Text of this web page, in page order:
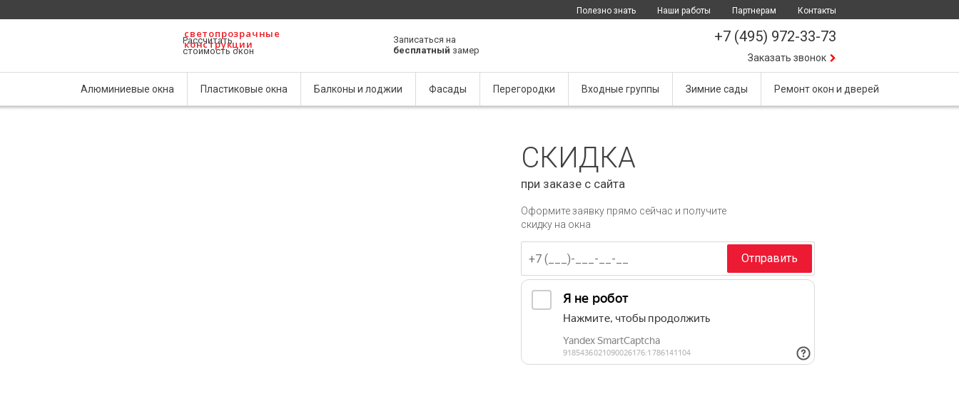
Полезно знать Наши работы Партнерам Контакты
светопрозрачные
конструкции
Рассчитать
стоимость окон
Записаться на
бесплатный замер
+7 (495) 972-33-73
Заказать звонок
Алюминиевые окна Пластиковые окна Балконы и лоджии Фасады Перегородки Входные группы Зимние сады Ремонт окон и дверей
СКИДКА
при заказе с сайта
Оформите заявку прямо сейчас и получите
скидку на окна
Отправить